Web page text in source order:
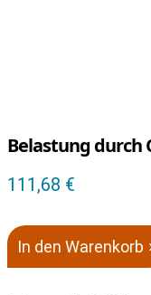
Belastung durch
111,68 €
In den Warenkorb